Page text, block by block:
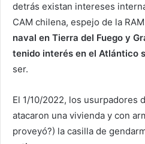
detrás existan intereses
CAM chilena, espejo de la
naval en Tierra del Fuego y
tenido interés en el Atlántico
ser.
El 1/10/2022, los usurpadores
atacaron una vivienda y con
proveyó?) la casilla de